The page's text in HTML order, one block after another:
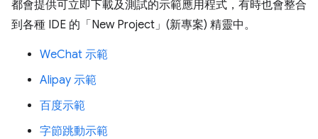
都會提供可立即下載及測試的示範應用程式，有時也會整合
到各種 IDE 的「New Project」(新專案) 精靈中。
WeChat 示範
Alipay 示範
百度示範
字節跳動示範